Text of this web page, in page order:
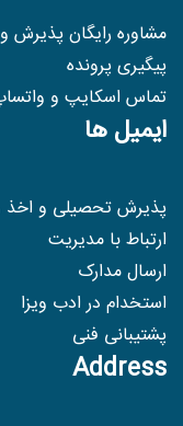
مشاوره رایگان پذیرش و
پیگیری پرونده
تماس اسکایپ و
ایمیل ها
پذیرش تحصیلی و اخذ
ارتباط با مدیریت
ارسال مدارک
استخدام در ادب ویزا
پشتیبانی فنی
Address